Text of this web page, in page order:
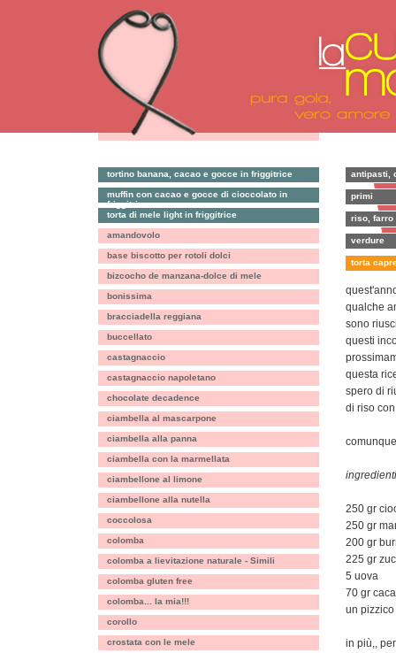
antipasti,
primi
riso, farro
verdure
tortino banana, cacao e gocce in friggitrice
muffin con cacao e gocce di cioccolato in
friggitrice
torta di mele light in friggitrice
amandovolo
base biscotto per rotoli dolci
bizcocho de manzana-dolce di mele
bonissima
bracciadella reggiana
buccellato
castagnaccio
castagnaccio napoletano
chocolate decadence
ciambella al mascarpone
ciambella alla panna
ciambella con la marmellata
ciambellone al limone
ciambellone alla nutella
coccolosa
colomba
colomba a lievitazione naturale - Simili
colomba gluten free
colomba... la mia!!!
corollo
crostata con le mele
torta
qualche
sono
questi
questa
spero di
di riso
250 gr
250 gr
200 gr
225 gr
5 uova
70 gr
un
in più,,